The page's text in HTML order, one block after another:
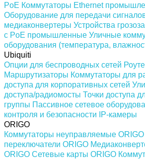
PoE Коммутаторы Ethernet
Оборудование для передачи
медиаконвертеры Устройства
с PoE промышленные Уличные
оборудования (температура,
Ubiquiti
Опции для беспроводных сетей
Маршрутизаторы Коммутаторы для
доступа для корпоративных сетей
доступа/радиомосты Точки доступа
группы Пассивное сетевое
контроля и безопасности
IP-камеры
ORIGO
Коммутаторы неуправляемые ORIGO
переключатели ORIGO
ORIGO Сетевые карты ORIGO